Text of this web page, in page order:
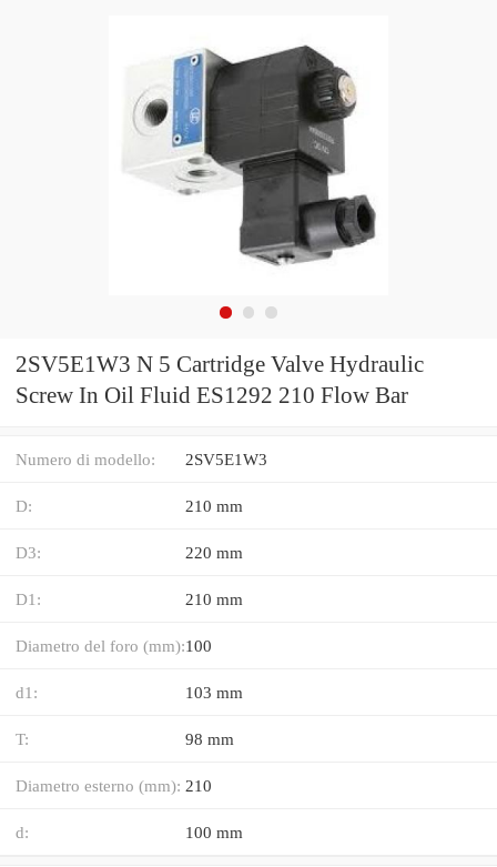
2SV5E1W3 N 5 Cartridge Valve Hydraulic
Screw In Oil Fluid ES1292 210 Flow Bar
Numero di modello: 2SV5E1W3
D: 210 mm
D3: 220 mm
D1: 210 mm
Diametro del foro (mm):100
d1: 103 mm
T: 98 mm
Diametro esterno (mm): 210
d: 100 mm